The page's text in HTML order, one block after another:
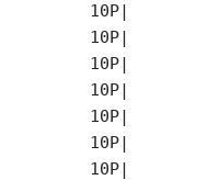
10P|
10P|
10P|
10P|
10P|
10P|
10P|